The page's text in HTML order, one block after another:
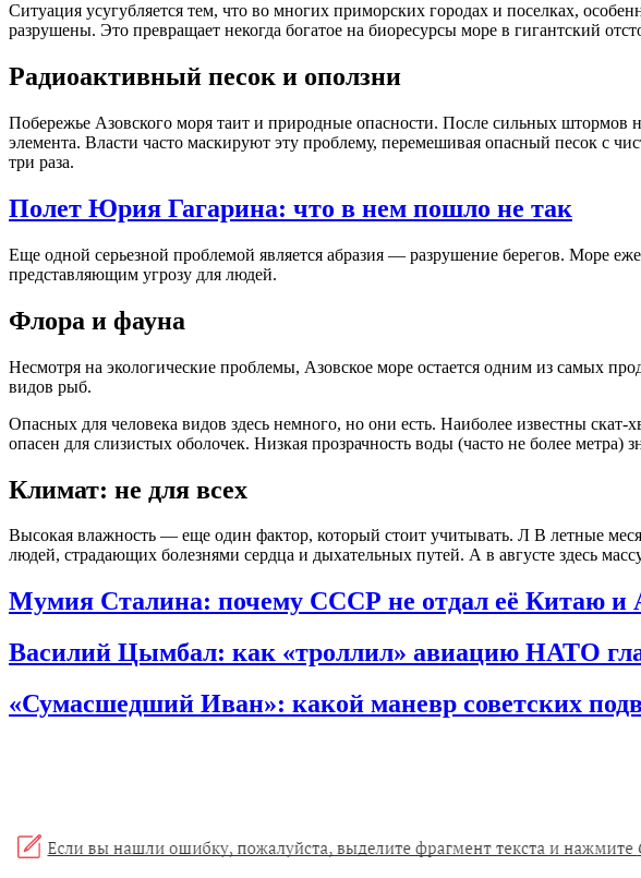
Ситуация усугубляется тем, что во многих приморских городах и поселках,
разрушены. Это превращает некогда богатое на биоресурсы море в гигантский
Радиоактивный песок и оползни
Побережье Азовского моря таит и природные опасности. После сильных
элемента. Власти часто маскируют эту проблему, перемешивая опасный песок с
три раза.
Полет Юрия Гагарина: что в нем пошло не так
Еще одной серьезной проблемой является абразия — разрушение берегов. Море
представляющим угрозу для людей.
Флора и фауна
Несмотря на экологические проблемы, Азовское море остается одним из самых
видов рыб.
Опасных для человека видов здесь немного, но они есть. Наиболее известны
опасен для слизистых оболочек. Низкая прозрачность воды (часто не более
Климат: не для всех
Высокая влажность — еще один фактор, который стоит учитывать. Л В летные
людей, страдающих болезнями сердца и дыхательных путей. А в августе здесь
Мумия Сталина: почему СССР не отдал её Китаю и
Василий Цымбал: как «троллил» авиацию НАТО
«Сумасшедший Иван»: какой маневр советских